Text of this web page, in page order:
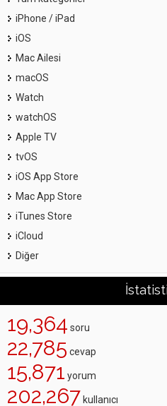
iPhone / iPad
iOS
Mac Ailesi
macOS
Watch
watchOS
Apple TV
tvOS
iOS App Store
Mac App Store
iTunes Store
iCloud
Diğer
19,364 soru
22,785 cevap
15,871 yorum
202,267 kullanıcı